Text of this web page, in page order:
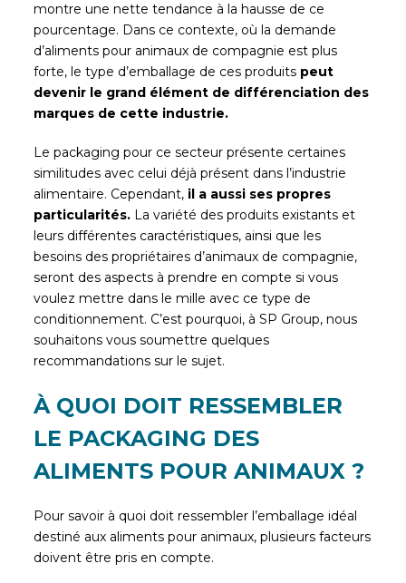
montre une nette tendance à la hausse de ce
pourcentage. Dans ce contexte, où la demande
d’aliments pour animaux de compagnie est plus
forte, le type d’emballage de ces produits peut
devenir le grand élément de différenciation des
marques de cette industrie.
Le packaging pour ce secteur présente certaines
similitudes avec celui déjà présent dans l’industrie
alimentaire. Cependant, il a aussi ses propres
particularités. La variété des produits existants et
leurs différentes caractéristiques, ainsi que les
besoins des propriétaires d’animaux de compagnie,
seront des aspects à prendre en compte si vous
voulez mettre dans le mille avec ce type de
conditionnement. C’est pourquoi, à SP Group, nous
souhaitons vous soumettre quelques
recommandations sur le sujet.
À QUOI DOIT RESSEMBLER
LE PACKAGING DES
ALIMENTS POUR ANIMAUX ?
Pour savoir à quoi doit ressembler l’emballage idéal
destiné aux aliments pour animaux, plusieurs facteurs
doivent être pris en compte.